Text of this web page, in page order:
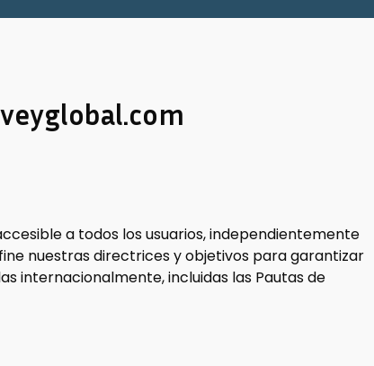
a todos los usuarios, independientemente
nuestras directrices y objetivos para garantizar
internacionalmente, incluidas las Pautas de